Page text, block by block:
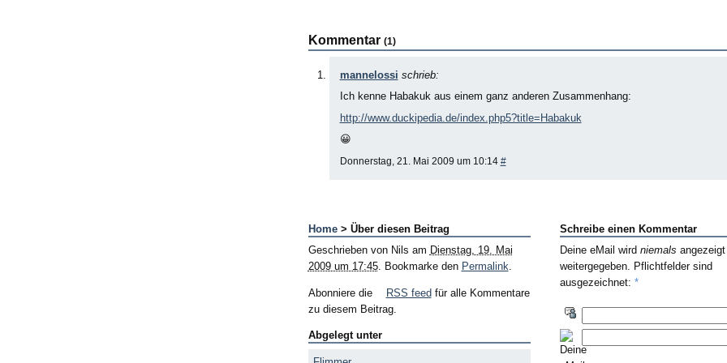
Kommentar (1)
mannelossi schrieb:
Ich kenne Habakuk aus einem ganz anderen Zusammenhang:
http://www.duckipedia.de/index.php5?title=Habakuk
😀
Donnerstag, 21. Mai 2009 um 10:14 #
Home> Über diesen Beitrag
Geschrieben von Nils am Dienstag, 19. Mai
2009 um 17:45. Bookmarke den Permalink.
Abonniere die RSS feed für alle Kommentare
zu diesem Beitrag.
Abgelegt unter
Schreibe einen Kommentar
Deine eMail wird niemals
weitergegeben. Pflichtfelder sind
ausgezeichnet: *